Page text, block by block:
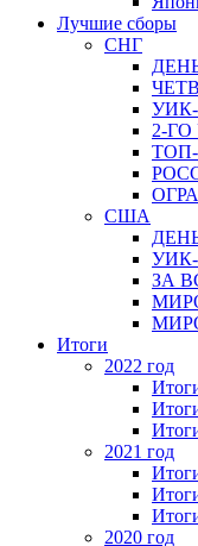
Лучшие сборы
СНГ
2-
ТОП-
США
ЗА
Итоги
2022 год
2021 год
2020 год